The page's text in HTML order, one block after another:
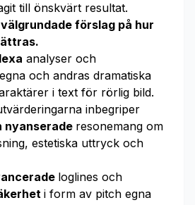
till önskvärt resultat.
förslag på hur
analyser och
och andras dramatiska
i text för rörlig bild.
inbegriper
nyanserade resonemang om
estetiska uttryck och
loglines och
i form av pitch egna